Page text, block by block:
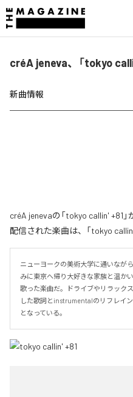
créA jeneva、「tokyo
新曲情報
créA jenevaの「tokyo callin' +81
配信された楽曲は、「tokyo
ニューヨークの美術大学に通いなが
みに東京へ帰り大好きな家族と温か
歌った楽曲だ。ドライブやリラック
した歌詞とinstrumentalのリフレイ
となっている。